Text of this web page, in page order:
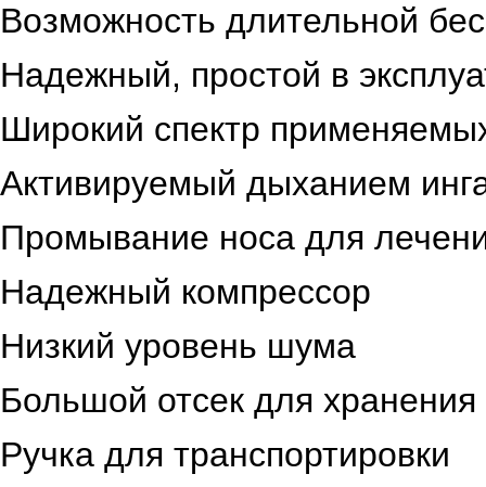
Возможность длительной
Надежный, простой в
Широкий спектр
Активируемый дыханием
Промывание носа для
Надежный компрессор
Низкий уровень шума
Большой отсек для хранения
Ручка для транспортировки